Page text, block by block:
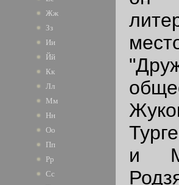
Жж
Зз
Ии
Йй
Кк
Лл
Мм
Нн
Оо
Пп
Рр
Сс
и